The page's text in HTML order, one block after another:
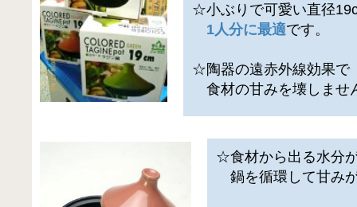
☆小ぶりで可愛い直径
1人分に最適です。
☆陶器の遠赤外線効果で
食材の甘みを壊しませ
☆食材から出る水分
鍋を循環して甘み